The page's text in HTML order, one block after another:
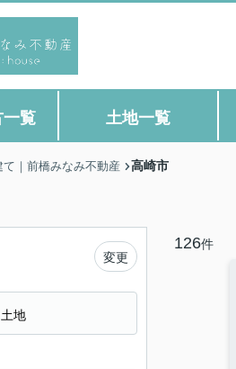
覧 土地一覧
｜前橋みなみ不動産 高崎市
126件
変更
土地